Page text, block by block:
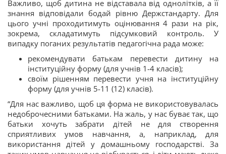
Важливо, щоб дитина не відставала від однолітків, а її
знання відповідали бодай рівню Держстандарту. Для
цього учні проходитимуть оцінювання 4 рази на рік,
зокрема, складатимуть підсумковий контроль. У
випадку поганих результатів педагогічна рада може:
рекомендувати батькам перевести дитину на
інституційну форму (для учнів 1-4 класів);
своїм рішенням перевести учня на інституційну
форму (для учнів 5-11 (12) класів).
“Для нас важливо, щоб ця форма не використовувалась
недоброчесними батьками. На жаль, у нас буває так, що
батьки хочуть забрати дітей не для створення
сприятливих умов навчання, а, наприклад, для
використання дітей у домашньому господарстві. За